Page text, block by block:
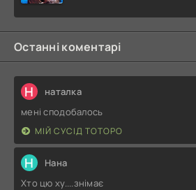
Останні коментарі
Н наталка
мені сподобалось
МІЙ СУСІД ТОТОРО
Н Нана
Хто цю ху....знімає